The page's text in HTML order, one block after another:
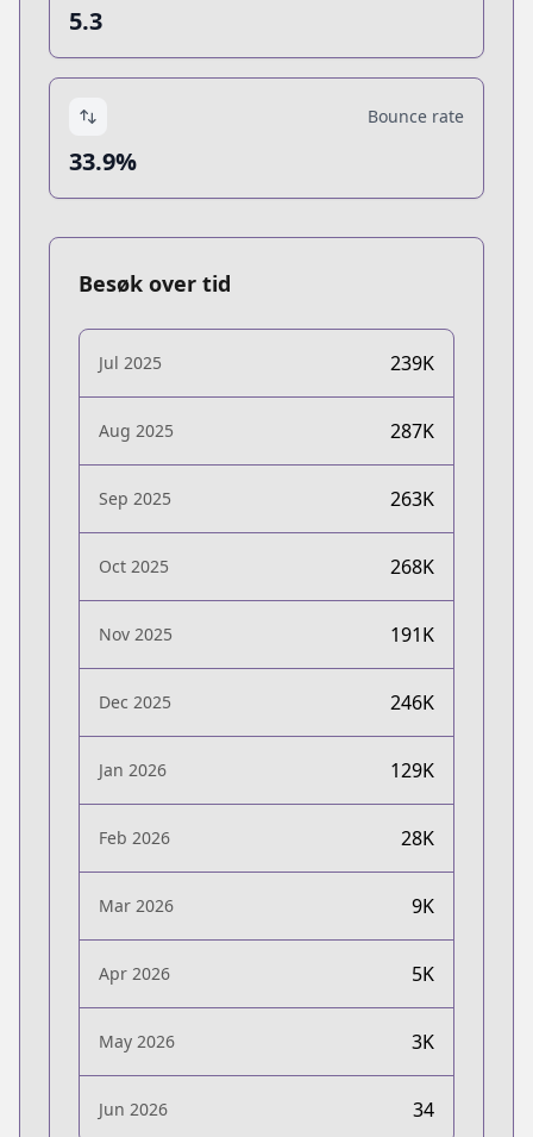
5.3
Bounce rate
33.9%
Besøk over tid
Jul 2025 239K
Aug 2025 287K
Sep 2025 263K
Oct 2025 268K
Nov 2025 191K
Dec 2025 246K
Jan 2026 129K
Feb 2026 28K
Mar 2026 9K
Apr 2026 5K
May 2026 3K
Jun 2026 34